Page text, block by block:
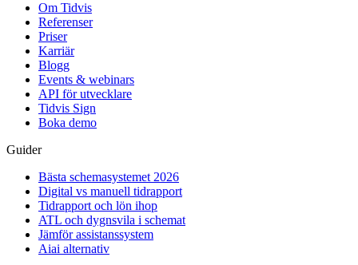
Om Tidvis
Referenser
Priser
Karriär
Blogg
Events & webinars
API för utvecklare
Tidvis Sign
Boka demo
Guider
Bästa schemasystemet 2026
Digital vs manuell tidrapport
Tidrapport och lön ihop
ATL och dygnsvila i schemat
Jämför assistanssystem
Aiai alternativ